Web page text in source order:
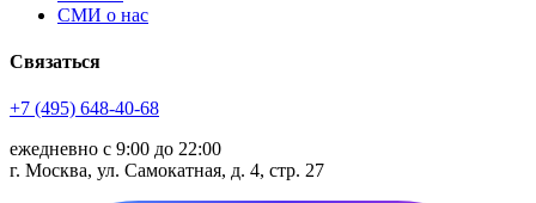
СМИ о нас
Связаться
+7 (495) 648-40-68
ежедневно с 9:00 до 22:00
г. Москва, ул. Самокатная, д. 4, стр. 27